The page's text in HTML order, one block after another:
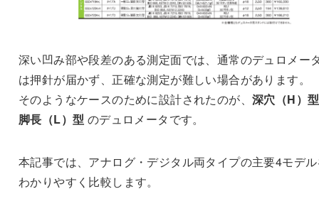
深い凹み部や段差のある測定面では、通常のデュロメー
は押針が届かず、正確な測定が難しい場合があります。
そのようなケースのために設計されたのが、 深穴（H）型
脚長（L）型 のデュロメータです。
本記事では、アナログ・デジタル両タイプの主要4モデ
わかりやすく比較します。